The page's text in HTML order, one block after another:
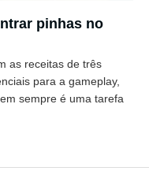
pinhas no
as receitas de três
para a gameplay,
sempre é uma tarefa